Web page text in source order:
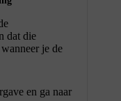
dat die
je de
en ga naar